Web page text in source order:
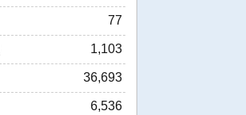
77
1,103
36,693
6,536